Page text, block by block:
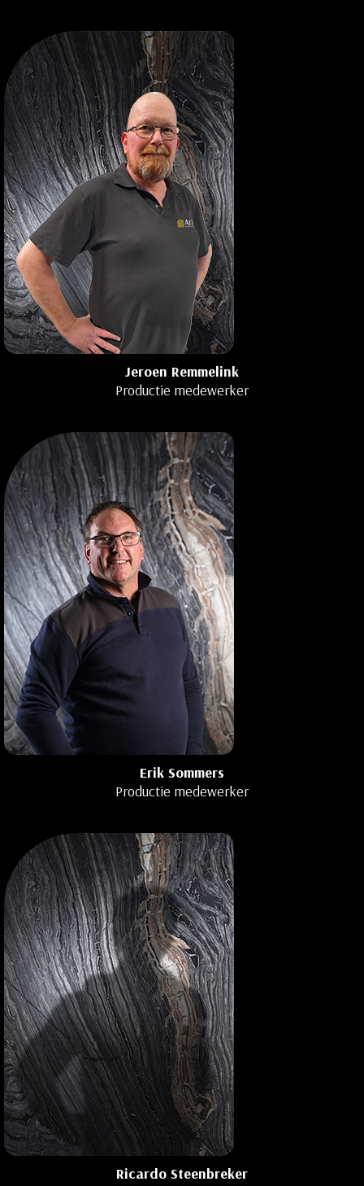
Jeroen Remmelink
Productie medewerker
Erik Sommers
Productie medewerker
Ricardo Steenbreker